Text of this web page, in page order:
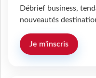
Débrief business,
nouveautés
Je m'inscris